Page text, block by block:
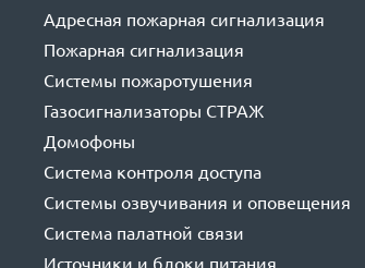
Адресная пожарная сигнализация
Пожарная сигнализация
Системы пожаротушения
Газосигнализаторы СТРАЖ
Домофоны
Система контроля доступа
Системы озвучивания и оповещения
Система палатной связи
Источники и блоки питания